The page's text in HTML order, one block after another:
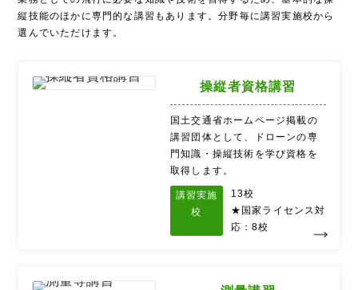
縦技能のほかに専門的な講習もあります。分野毎に講習実施校から
選んでいただけます。
操縦者資格講習
国土交通省ホームページ掲載の
講習団体として、ドローンの専
門知識・操縦技術を学び資格を
取得します。
講習実施
校
13校
★国家ライセンス対
応：8校